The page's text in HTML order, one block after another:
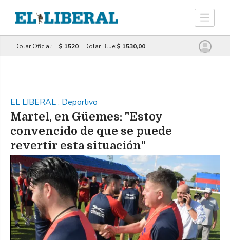
Dolar Oficial: $ 1520 Dolar Blue:$ 1530,00
EL LIBERAL. Deportivo
Martel, en Güemes: "Estoy
convencido de que se puede
revertir esta situación"
Previous Next